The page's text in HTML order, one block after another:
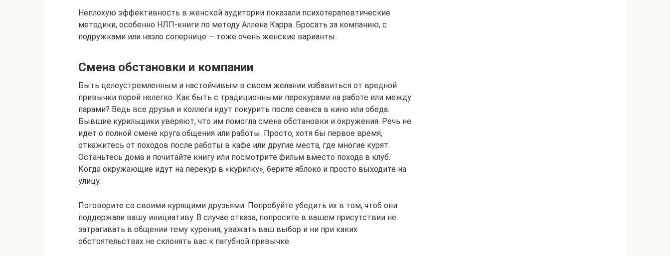
Неплохую эффективность в женской аудитории показали психотерапевтические
методики, особенно НЛП-книги по методу Аллена Карра. Бросать за компанию, с
подружками или назло сопернице — тоже очень женские варианты.
Смена обстановки и компании
Быть целеустремленным и настойчивым в своем желании избавиться от вредной
привычки порой нелегко. Как быть с традиционными перекурами на работе или между
парами? Ведь все друзья и коллеги идут покурить после сеанса в кино или обеда.
Бывшие курильщики уверяют, что им помогла смена обстановки и окружения. Речь не
идет о полной смене круга общения или работы. Просто, хотя бы первое время,
откажитесь от походов после работы в кафе или другие места, где многие курят.
Останьтесь дома и почитайте книгу или посмотрите фильм вместо похода в клуб.
Когда окружающие идут на перекур в «курилку», берите яблоко и просто выходите на
улицу.
Поговорите со своими курящими друзьями. Попробуйте убедить их в том, чтоб они
поддержали вашу инициативу. В случае отказа, попросите в вашем присутствии не
затрагивать в общении тему курения, уважать ваш выбор и ни при каких
обстоятельствах не склонять вас к пагубной привычке.